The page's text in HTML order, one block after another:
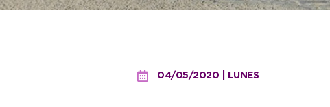
04/05/2020 | LUNES